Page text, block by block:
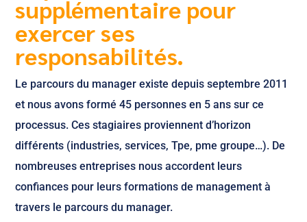
supplémentaire pour
exercer ses
responsabilités.
Le parcours du manager existe depuis septembre 2011
et nous avons formé 45 personnes en 5 ans sur ce
processus. Ces stagiaires proviennent d’horizon
différents (industries, services, Tpe, pme groupe…). De
nombreuses entreprises nous accordent leurs
confiances pour leurs formations de management à
travers le parcours du manager.